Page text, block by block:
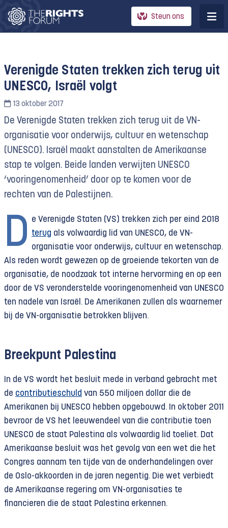
Steun ons
Verenigde Staten trekken zich terug uit
UNESCO, Israël volgt
13 oktober 2017
De Verenigde Staten trekken zich terug uit de VN-
organisatie voor onderwijs, cultuur en wetenschap
(UNESCO). Israël maakt aanstalten de Amerikaanse
stap te volgen. Beide landen verwijten UNESCO
‘vooringenomenheid’ door op te komen voor de
rechten van de Palestijnen.
D e Verenigde Staten (VS) trekken zich per eind 2018
terug als volwaardig lid van UNESCO, de VN-
organisatie voor onderwijs, cultuur en wetenschap.
Als reden wordt gewezen op de groeiende tekorten van de
organisatie, de noodzaak tot interne hervorming en op een
door de VS veronderstelde vooringenomenheid van UNESCO
ten nadele van Israël. De Amerikanen zullen als waarnemer
bij de VN-organisatie betrokken blijven.
Breekpunt Palestina
In de VS wordt het besluit mede in verband gebracht met
de contributieschuld van 550 miljoen dollar die de
Amerikanen bij UNESCO hebben opgebouwd. In oktober 2011
bevroor de VS het leeuwendeel van die contributie toen
UNESCO de staat Palestina als volwaardig lid toeliet. Dat
Amerikaanse besluit was het gevolg van een wet die het
Congres aannam ten tijde van de onderhandelingen over
de Oslo-akkoorden in de jaren negentig. Die wet verbiedt
de Amerikaanse regering om VN-organisaties te
financieren die de staat Palestina erkennen.